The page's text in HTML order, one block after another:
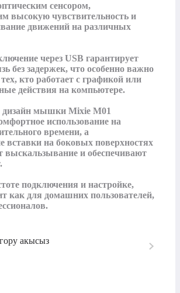
сенсором,
высокую чувствительность и
движений на различных
через USB гарантирует
без задержек, что особенно важно
кто работает с графикой или
действия на компьютере.
мышки Mixie M01
использование на
времени, а
вставки на боковых поверхностях
выскальзывание и обеспечивают
подключения и настройке,
как для домашних пользователей,
акысыз